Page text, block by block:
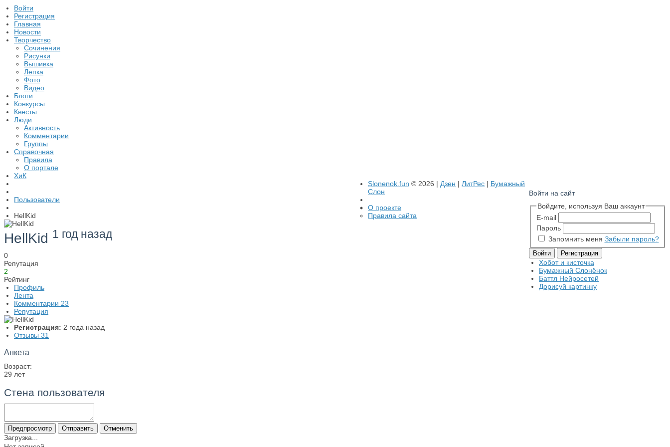
Войти
Регистрация
Главная
Новости
Творчество
Сочинения
Рисунки
Вышивка
Лепка
Фото
Видео
Блоги
Конкурсы
Квесты
Люди
Активность
Комментарии
Группы
Справочная
Правила
О портале
ХиК
Пользователи
HellKid
HellKid 1 год назад
0
Репутация
2
Рейтинг
Профиль
Лента
Комментарии 23
Репутация
Регистрация: 2 года назад
Отзывы 31
Анкета
Возраст:
29 лет
Стена пользователя
Загрузка...
Войти на сайт
Войдите, используя Ваш аккаунт
E-mail
Пароль
Запомнить меня Забыли пароль?
Хобот и кисточка
Бумажный Слонёнок
Баттл Нейросетей
Дорисуй картинку
Slonenok.fun © 2026 | Дзен | ЛитРес | Бумажный
Слон
О проекте
Правила сайта